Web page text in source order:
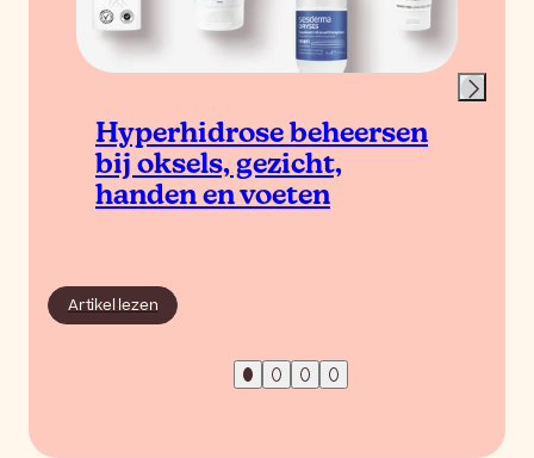
Hyperhidrose beheersen
bij oksels, gezicht,
handen en voeten
Artikel lezen